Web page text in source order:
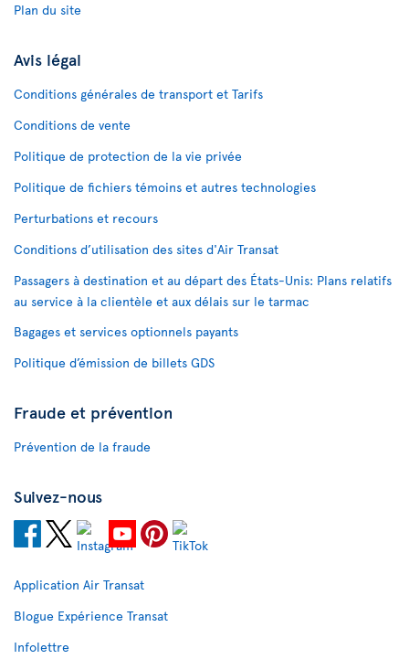
Plan du site
Avis légal
Conditions générales de transport et Tarifs
Conditions de vente
Politique de protection de la vie privée
Politique de fichiers témoins et autres technologies
Perturbations et recours
Conditions d’utilisation des sites d'Air Transat
Passagers à destination et au départ des États-Unis: Plans relatifs
au service à la clientèle et aux délais sur le tarmac
Bagages et services optionnels payants
Politique d’émission de billets GDS
Fraude et prévention
Prévention de la fraude
Suivez-nous
Application Air Transat
Blogue Expérience Transat
Infolettre